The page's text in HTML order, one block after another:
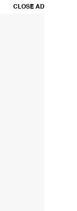
CLOSE AD